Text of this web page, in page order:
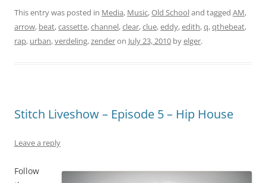
This entry was posted in Media, Music,Old Schooland tagged AM,
arrow, beat,cassette,channel,clear,clue,eddy,edith,q,qthebeat,
rap, urban,verdeling,zenderon July 23, 2010 byelger.
Stitch Liveshow – Episode 5 – Hip House
Leave a reply
Follow